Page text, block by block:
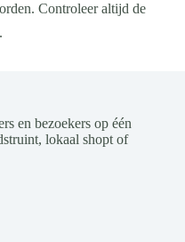
Controleer altijd de
en bezoekers op één
lokaal shopt of